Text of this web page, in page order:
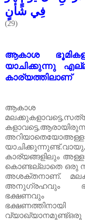
فِي شَأْنٍ
(29)
ആകാശ
യാചിക്കുന്നു
കാര്യത്തിലാണ്
ആകാശ
കാര്യങ്ങളിലും
കൊണ്ടല്ലാതെ ഒരു
അശക്തനാണ്.
അനുഗ്രഹവും
ഭക്ഷണവും
ഭക്ഷണത്തിനായി
വ്യാഖ്യാനമുണ്ട്ഒരു